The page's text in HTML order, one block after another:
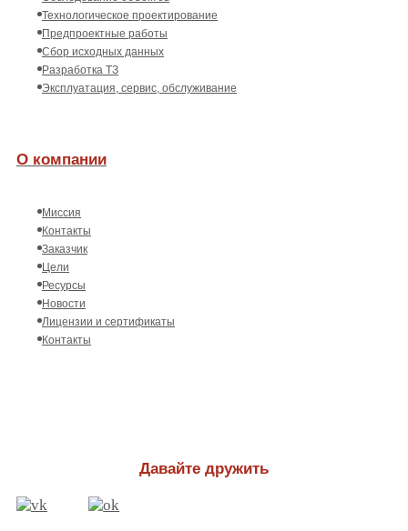
Технологическое проектирование
Предпроектные работы
Сбор исходных данных
Разработка ТЗ
Эксплуатация, сервис, обслуживание
О компании
Миссия
Контакты
Заказчик
Цели
Ресурсы
Новости
Лицензии и сертификаты
Контакты
Давайте дружить